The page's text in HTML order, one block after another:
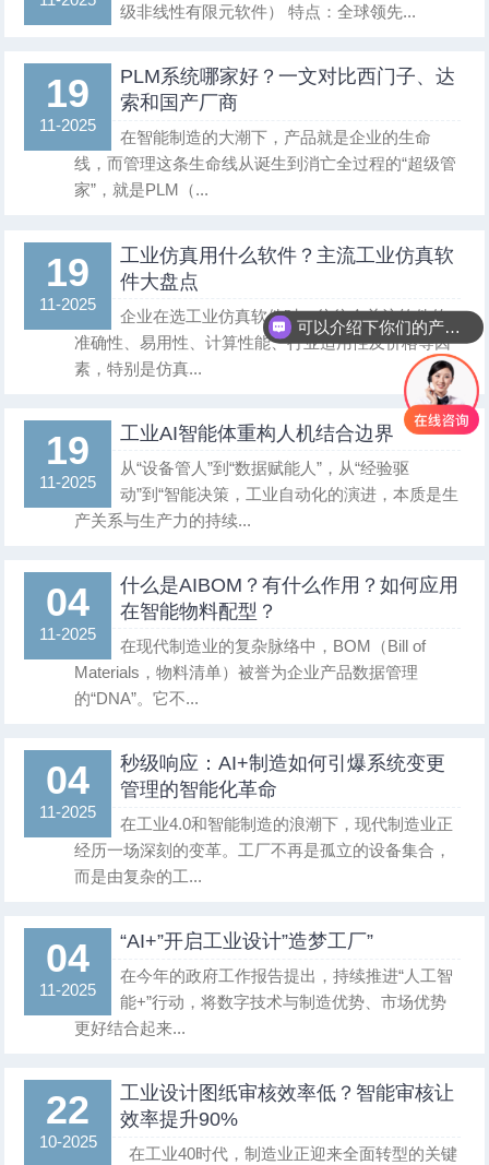
级非线性有限元软件） 特点：全球领先...
19
11-2025
PLM系统哪家好？一文对比西门子、达
索和国产厂商
在智能制造的大潮下，产品就是企业的生命
线，而管理这条生命线从诞生到消亡全过程的“超级管
家”，就是PLM（...
19
11-2025
工业仿真用什么软件？主流工业仿真软
件大盘点
企业在选工业仿真软件时，往往会关注软件的
准确性、易用性、计算性能、行业适用性及价格等因
素，特别是仿真...
19
11-2025
工业AI智能体重构人机结合边界
从“设备管人”到“数据赋能人”，从“经验驱
动”到“智能决策，工业自动化的演进，本质是生
产关系与生产力的持续...
04
11-2025
什么是AIBOM？有什么作用？如何应用
在智能物料配型？
在现代制造业的复杂脉络中，BOM（Bill of
Materials，物料清单）被誉为企业产品数据管理
的“DNA”。它不...
04
11-2025
秒级响应：AI+制造如何引爆系统变更
管理的智能化革命
在工业4.0和智能制造的浪潮下，现代制造业正
经历一场深刻的变革。工厂不再是孤立的设备集合，
而是由复杂的工...
04
11-2025
“AI+”开启工业设计”造梦工厂”
在今年的政府工作报告提出，持续推进“人工智
能+”行动，将数字技术与制造优势、市场优势
更好结合起来...
22
10-2025
工业设计图纸审核效率低？智能审核让
效率提升90%​
在工业40时代，制造业正迎来全面转型的关键
可以介绍下你们的产品么